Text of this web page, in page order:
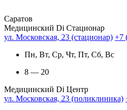
Саратов
Медицинский Di Стационар
ул. Московская, 23 (стационар) +7
Пн, Вт, Ср, Чт, Пт, Сб, Вс
8 — 20
Медицинский Di Центр
ул. Московская, 23 (поликлиника)